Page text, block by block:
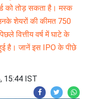
को तोड़ सकता है। मस्क
शेयरों की कीमत 750
वित्तीय वर्ष में घाटे के
है। जानें इस IPO के पीछे
15:44 IST